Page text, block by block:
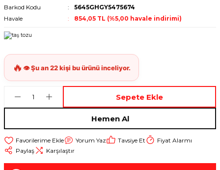
Barkod Kodu
5645GHGY5475674
Havale
854,05 TL (%5,00 havale indirimi)
Sepete Ekle
Hemen Al
Yorum Yaz Tavsiye Et
Fiyat Alarmı
Paylaş
Karşılaştır